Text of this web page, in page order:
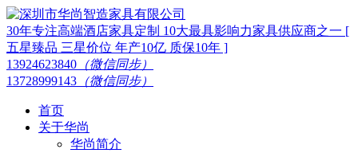
30年专注高端酒店家具定制 10大最具影响力家具供应商之一 [
五星臻品 三星价位 年产10亿 质保10年 ]
13924623840 （微信同步）
13728999143 （微信同步）
首页
关于华尚
华尚简介